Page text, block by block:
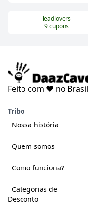
leadlovers
9cupons
Feito com ❤️ no Brasil
Tribo
Nossa história
Quem somos
Como funciona?
Categorias de
Desconto